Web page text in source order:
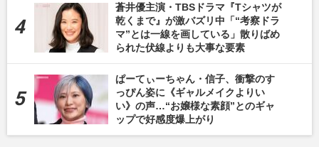
蒼井優主演・TBSドラマ『Tシャツが
乾くまで』が激バズリ中「“考察ドラ
マ”とは一線を画している」散りばめ
られた伏線よりも大事な要素
ぱーてぃーちゃん・信子、衝撃のす
っぴん姿に《ギャルメイクよりい
い》の声…“お嬢様な素顔”とのギャ
ップで好感度爆上がり